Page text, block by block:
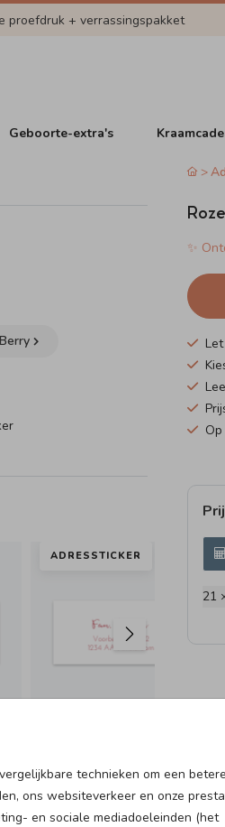
proefdruk + verrassingspakket
Geboorte-extra's
technieken om een betere
ons websiteverkeer en onze
en sociale mediadoeleinden (het
ADRESSTICKER
GONDELDOOSJE
✨
21